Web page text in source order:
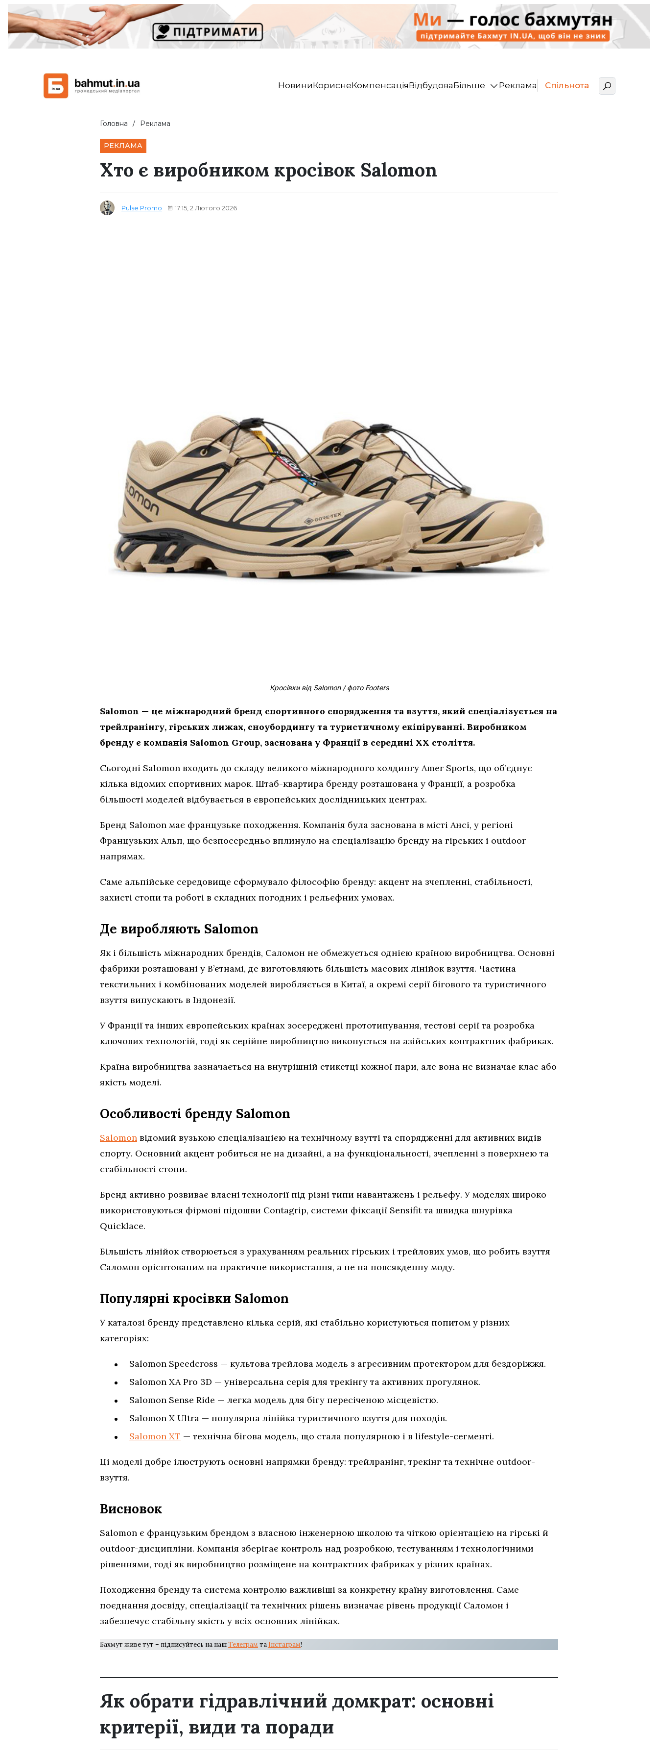
НовиниКориснеКомпенсаціяВідбудоваБільше Реклама Спільнота
Головна Реклама
РЕКЛАМА
Хто є виробником кросівок Salomon
Pulse Promo 17:15, 2 Лютого 2026
Кросівки від Salomon / фото Footers
Salomon — це міжнародний бренд спортивного спорядження та взуття, який спеціалізується на
трейлранінгу, гірських лижах, сноубордингу та туристичному екіпіруванні. Виробником
бренду є компанія Salomon Group, заснована у Франції в середині XX століття.
Сьогодні Salomon входить до складу великого міжнародного холдингу Amer Sports, що об’єднує
кілька відомих спортивних марок. Штаб-квартира бренду розташована у Франції, а розробка
більшості моделей відбувається в європейських дослідницьких центрах.
Бренд Salomon має французьке походження. Компанія була заснована в місті Ансі, у регіоні
Французьких Альп, що безпосередньо вплинуло на спеціалізацію бренду на гірських і outdoor-
напрямах.
Саме альпійське середовище сформувало філософію бренду: акцент на зчепленні, стабільності,
захисті стопи та роботі в складних погодних і рельєфних умовах.
Де виробляють Salomon
Як і більшість міжнародних брендів, Саломон не обмежується однією країною виробництва. Основні
фабрики розташовані у В’єтнамі, де виготовляють більшість масових лінійок взуття. Частина
текстильних і комбінованих моделей виробляється в Китаї, а окремі серії бігового та туристичного
взуття випускають в Індонезії.
У Франції та інших європейських країнах зосереджені прототипування, тестові серії та розробка
ключових технологій, тоді як серійне виробництво виконується на азійських контрактних фабриках.
Країна виробництва зазначається на внутрішній етикетці кожної пари, але вона не визначає клас або
якість моделі.
Особливості бренду Salomon
Salomon відомий вузькою спеціалізацією на технічному взутті та спорядженні для активних видів
спорту. Основний акцент робиться не на дизайні, а на функціональності, зчепленні з поверхнею та
стабільності стопи.
Бренд активно розвиває власні технології під різні типи навантажень і рельєфу. У моделях широко
використовуються фірмові підошви Contagrip, системи фіксації Sensifit та швидка шнурівка
Quicklace.
Більшість лінійок створюється з урахуванням реальних гірських і трейлових умов, що робить взуття
Саломон орієнтованим на практичне використання, а не на повсякденну моду.
Популярні кросівки Salomon
У каталозі бренду представлено кілька серій, які стабільно користуються попитом у різних
категоріях:
Salomon Speedcross — культова трейлова модель з агресивним протектором для бездоріжжя.
Salomon XA Pro 3D — універсальна серія для трекінгу та активних прогулянок.
Salomon Sense Ride — легка модель для бігу пересіченою місцевістю.
Salomon X Ultra — популярна лінійка туристичного взуття для походів.
Salomon XT — технічна бігова модель, що стала популярною і в lifestyle-сегменті.
Ці моделі добре ілюструють основні напрямки бренду: трейлранінг, трекінг та технічне outdoor-
взуття.
Висновок
Salomon є французьким брендом з власною інженерною школою та чіткою орієнтацією на гірські й
outdoor-дисципліни. Компанія зберігає контроль над розробкою, тестуванням і технологічними
рішеннями, тоді як виробництво розміщене на контрактних фабриках у різних країнах.
Походження бренду та система контролю важливіші за конкретну країну виготовлення. Саме
поєднання досвіду, спеціалізації та технічних рішень визначає рівень продукції Саломон і
забезпечує стабільну якість у всіх основних лінійках.
Бахмут живе тут – підписуйтесь на нашТелеграм та Інстаграм!
Як обрати гідравлічний домкрат: основні
критерії, види та поради